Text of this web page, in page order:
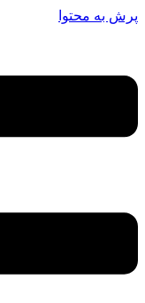
پرش به محتوا